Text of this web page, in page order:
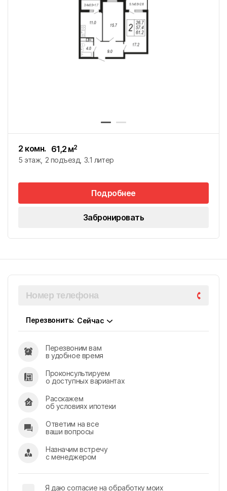
ПОКАЗАТЬ КОНТАКТЫ
ПОКАЗАТЬ ВСЕ ОБЪЕКТЫ
г. Феодосия
2 комн. 61,2 м2
5 этаж 2 подъезд 3.1 литер
Подробнее
Забронировать
Перезвоним вам
в удобное время
Проконсультируем
о доступных вариантах
Расскажем
об условиях ипотеки
Ответим на все
ваши вопросы
Назначим встречу
с менеджером
Я даю согласие на обработку моих
Перезвонить: Сейчас